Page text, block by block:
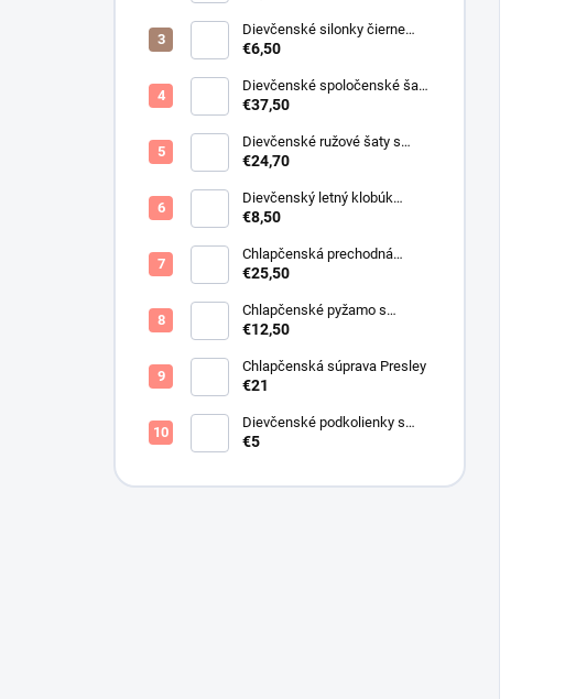
Dievčenské silonky čierne
Lurex
€6,50
Dievčenské spoločenské šaty
s bolerkom jemno ružové
€37,50
Dievčenské ružové šaty s
motýlikmi
€24,70
Dievčenský letný klobúk
krémový s perličkami
€8,50
Chlapčenská prechodná
obojstranná bunda khaki
€25,50
Chlapčenské pyžamo s
lietadlami.
€12,50
Chlapčenská súprava Presley
€21
Dievčenské podkolienky s
mašličkou ružové
€5